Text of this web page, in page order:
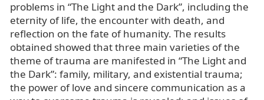
problems in “The Light and the Dark”, including the
eternity of life, the encounter with death, and
reflection on the fate of humanity. The results
obtained showed that three main varieties of the
theme of trauma are manifested in “The Light and
the Dark”: family, military, and existential trauma;
the power of love and sincere communication as a